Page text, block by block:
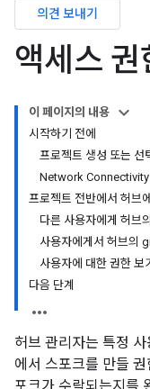
의견 보내기
액세스 권
이 페이지의 내용
시작하기 전에
프로젝트 생성 또는 선
Network Connectivity
프로젝트 전반에서 허브
다른 사용자에게 허브
사용자에게서 허브의
사용자에 대한 권한 보
다음 단계
허브 관리자는 특정
에서 스포크를 만들